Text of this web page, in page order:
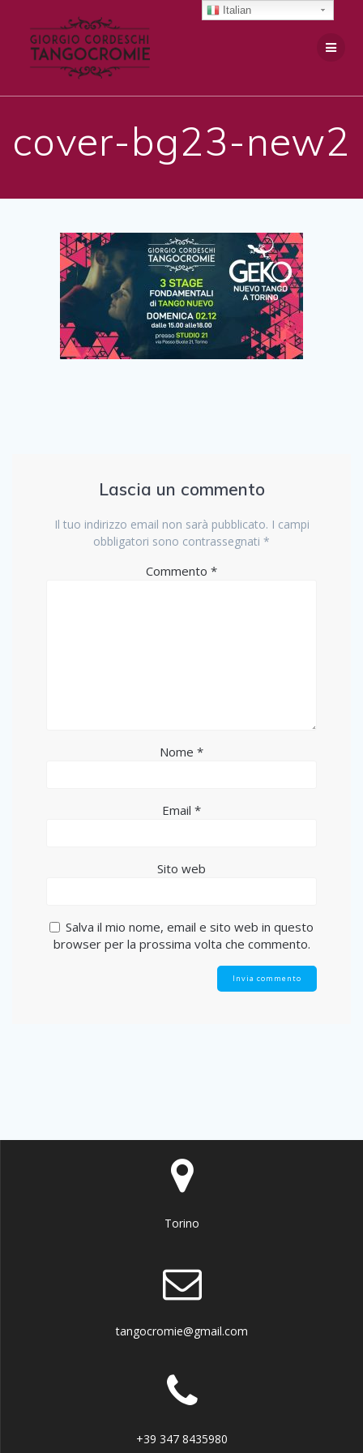
cover-bg23-new2
Lascia un commento
Il tuo indirizzo email non sarà pubblicato. I campi
obbligatori sono contrassegnati *
Commento *
Nome *
Email *
Sito web
Salva il mio nome, email e sito web in questo
browser per la prossima volta che commento.
Torino
tangocromie@gmail.com
+39 347 8435980
Italian